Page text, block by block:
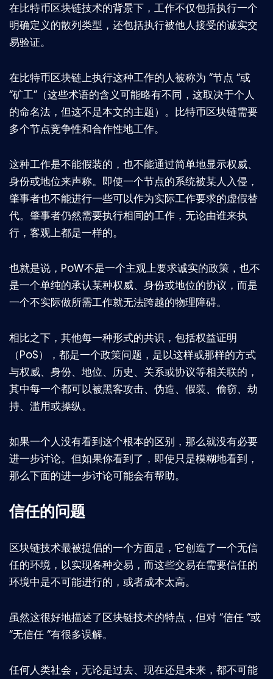
在比特币区块链技术的背景下，工作不仅包括执行一个
明确定义的散列类型，还包括执行被他人接受的诚实交
易验证。
在比特币区块链上执行这种工作的人被称为 “节点 “或
“矿工”（这些术语的含义可能略有不同，这取决于个人
的命名法，但这不是本文的主题）。比特币区块链需要
多个节点竞争性和合作性地工作。
这种工作是不能假装的，也不能通过简单地显示权威、
身份或地位来声称。即使一个节点的系统被某人入侵，
肇事者也不能进行一些可以作为实际工作要求的虚假替
代。肇事者仍然需要执行相同的工作，无论由谁来执
行，客观上都是一样的。
也就是说，PoW不是一个主观上要求诚实的政策，也不
是一个单纯的承认某种权威、身份或地位的协议，而是
一个不实际做所需工作就无法跨越的物理障碍。
相比之下，其他每一种形式的共识，包括权益证明
（PoS），都是一个政策问题，是以这样或那样的方式
与权威、身份、地位、历史、关系或协议等相关联的，
其中每一个都可以被黑客攻击、伪造、假装、偷窃、劫
持、滥用或操纵。
如果一个人没有看到这个根本的区别，那么就没有必要
进一步讨论。但如果你看到了，即使只是模糊地看到，
那么下面的进一步讨论可能会有帮助。
信任的问题
区块链技术最被提倡的一个方面是，它创造了一个无信
任的环境，以实现各种交易，而这些交易在需要信任的
环境中是不可能进行的，或者成本太高。
虽然这很好地描述了区块链技术的特点，但对 “信任 “或
“无信任 “有很多误解。
任何人类社会，无论是过去、现在还是未来，都不可能